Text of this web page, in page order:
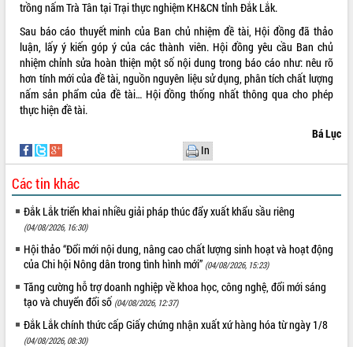
mặt Đoàn chuyên gia y tế TP. Hồ Chí
Lễ truy điệu và an táng hài cốt liệt sĩ
tại Nghĩa trang Liệt sĩ xã Sơn Hòa
Bàn giải pháp tháo gỡ khó khăn trong
xuất khẩu sầu riêng và triển khai quy
định EUDR
trường Nguyễn Hoàng Hiệp khảo sát
vùng trồng và doanh nghiệp đóng gói
sầu riêng tại Đắk Lắk
Trình diễn nghệ thuật chế biến các
món ăn từ sầu riêng
Đắk Lắk công bố Quy hoạch và xúc
tiến đầu tư tỉnh
Ngành cá ngừ Đắk Lắk chủ động thích
ứng để giữ vững thị trường xuất khẩu
Diễn đàn Kinh tế tư nhân Việt Nam đột
phá cơ chế - Hợp tác công tư
Đề án 06 tạo bước ngoặt đột phá trong
ALBUM ẢNH
trồng nấm Trà Tân tại Trại thực nghiệm KH&CN tỉnh Đắk Lắk.
Sau báo cáo thuyết minh của Ban chủ nhiệm đề tài, Hội đồng đã thảo
luận, lấy ý kiến góp ý của các thành viên. Hội đồng yêu cầu Ban chủ
nhiệm chỉnh sửa hoàn thiện một số nội dung trong báo cáo như: nêu rõ
hơn tính mới của đề tài, nguồn nguyên liệu sử dụng, phân tích chất lượng
nấm sản phẩm của đề tài… Hội đồng thống nhất thông qua cho phép
thực hiện đề tài.
Bá Lục
In
Các tin khác
Đắk Lắk triển khai nhiều giải pháp thúc đẩy xuất khẩu sầu riêng
(04/08/2026, 16:30)
Hội thảo “Đổi mới nội dung, nâng cao chất lượng sinh hoạt và hoạt động
của Chi hội Nông dân trong tình hình mới” (04/08/2026, 15:23)
Tăng cường hỗ trợ doanh nghiệp về khoa học, công nghệ, đổi mới sáng
tạo và chuyển đổi số (04/08/2026, 12:37)
Đắk Lắk chính thức cấp Giấy chứng nhận xuất xứ hàng hóa từ ngày 1/8
(04/08/2026, 08:30)